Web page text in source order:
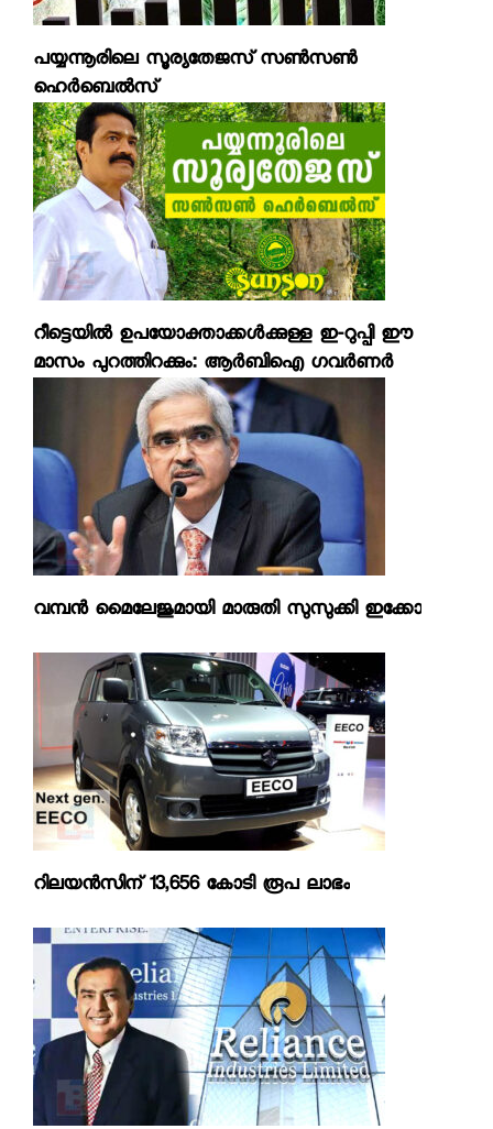
പയ്യന്നൂരിലെ സൂര്യതേജസ് സണ്‍സണ്‍
ഹെര്‍ബെല്‍സ്
റീട്ടെയില്‍ ഉപയോക്താക്കള്‍ക്കുള്ള ഇ-റുപ്പി ഈ
മാസം പുറത്തിറക്കും: ആര്‍ബിഐ ഗവര്‍ണര്‍
വമ്പന്‍ മൈലേജുമായി മാരുതി സുസുക്കി ഇക്കോ
റിലയന്‍സിന് 13,656 കോടി രൂപ ലാഭം